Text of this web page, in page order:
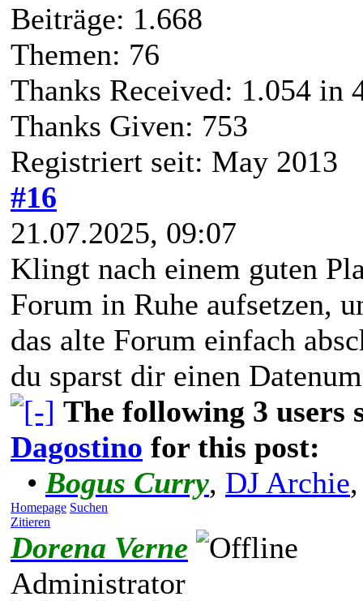
Beiträge: 1.668
Themen: 76
Thanks Received: 1.054 in
Thanks Given: 753
Registriert seit: May 2013
#16
21.07.2025, 09:07
Klingt nach einem guten
Forum in Ruhe aufsetzen,
das alte Forum einfach
du sparst dir einen
The following 3 users
Dagostino for this post:
• Bogus Curry, DJ Archie
Homepage Suchen
Zitieren
Dorena Verne
Administrator